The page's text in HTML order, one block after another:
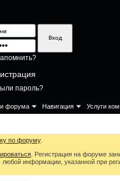
пароль?
форума Навигация Услуги
по форуму.
. Регистрация на форуме
информации, указанной при